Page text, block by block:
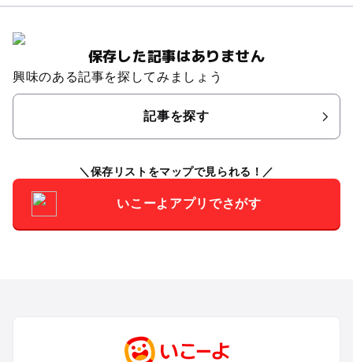
保存した記事はありません
興味のある記事を探してみましょう
記事を探す
保存リストをマップで見られる！
いこーよアプリでさがす